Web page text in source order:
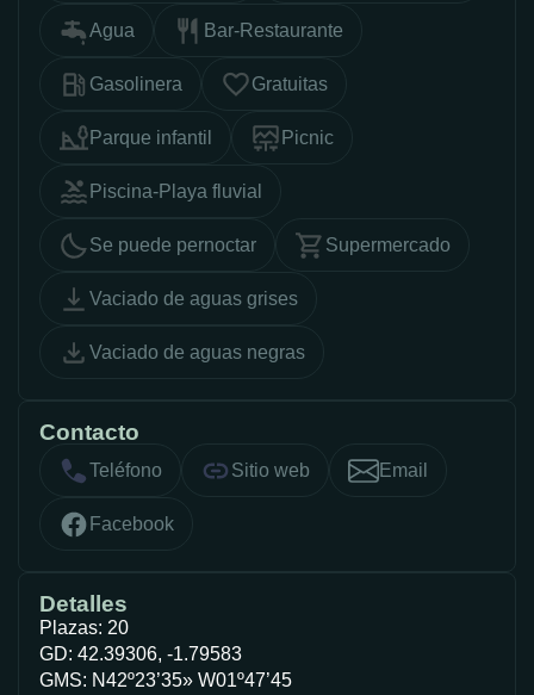
Agua Bar-Restaurante
Gasolinera Gratuitas
Parque infantil Picnic
Piscina-Playa fluvial
Se puede pernoctar Supermercado
Vaciado de aguas grises
Vaciado de aguas negras
Contacto
Teléfono Sitio web Email
Facebook
Detalles
Plazas: 20
GD: 42.39306, -1.79583
GMS: N42º23’35» W01º47’45